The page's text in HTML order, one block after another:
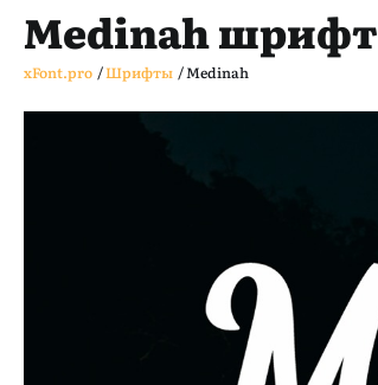
Medinah шрифт
xFont.pro /Шрифты /Medinah